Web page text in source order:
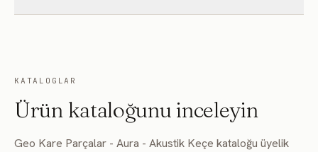
FD101 FD102 FD103
KATALOGLAR
Ürün kataloğunu inceleyin
Geo Kare Parçalar - Aura - Akustik Keçe kataloğu üyelik